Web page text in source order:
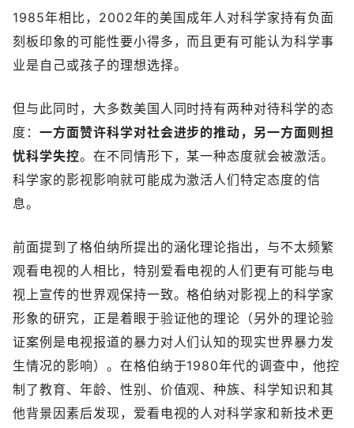
1985年相比，2002年的美国成年人对科学家持有负面
刻板印象的可能性要小得多，而且更有可能认为科学事
业是自己或孩子的理想选择。
但与此同时，大多数美国人同时持有两种对待科学的态
度： 一方面赞许科学对社会进步的推动，另一方面则担
忧科学失控。在不同情形下，某一种态度就会被激活。
科学家的影视影响就可能成为激活人们特定态度的信
息。
前面提到了格伯纳所提出的涵化理论指出，与不太频繁
观看电视的人相比，特别爱看电视的人们更有可能与电
视上宣传的世界观保持一致。格伯纳对影视上的科学家
形象的研究，正是着眼于验证他的理论（另外的理论验
证案例是电视报道的暴力对人们认知的现实世界暴力发
生情况的影响）。在格伯纳于1980年代的调查中，他控
制了教育、年龄、性别、价值观、种族、科学知识和其
他背景因素后发现，爱看电视的人对科学家和新技术更